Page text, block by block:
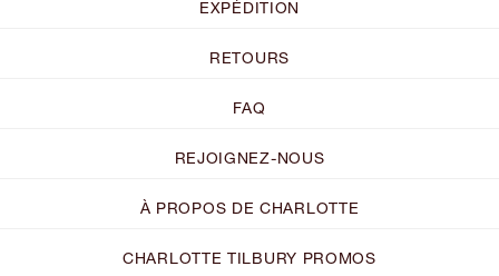
EXPÉDITION
RETOURS
FAQ
REJOIGNEZ-NOUS
À PROPOS DE CHARLOTTE
CHARLOTTE TILBURY PROMOS